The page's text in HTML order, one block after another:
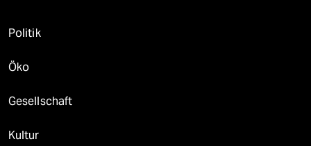
Politik
Öko
Gesellschaft
Kultur